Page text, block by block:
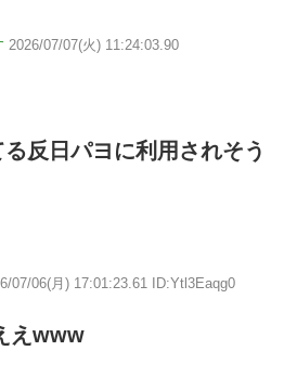
2026/07/07(火) 11:24:03.90
反日パヨに利用されそう
07/06(月) 17:01:23.61 ID:Ytl3Eaqg0
えwww